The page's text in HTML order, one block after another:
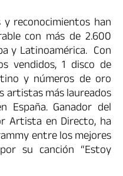
reconocimientos han
con más de 2.600
y Latinoamérica. Con
vendidos, 1 disco de
y números de oro
artistas más laureados
España. Ganador del
Artista en Directo, ha
entre los mejores
su canción “Estoy